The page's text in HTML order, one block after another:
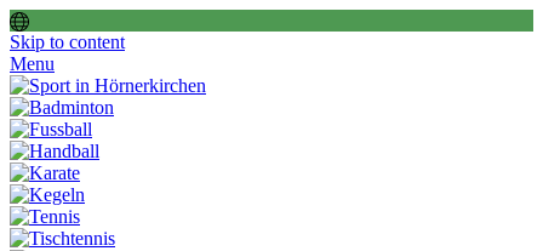
Skip to content
Menu